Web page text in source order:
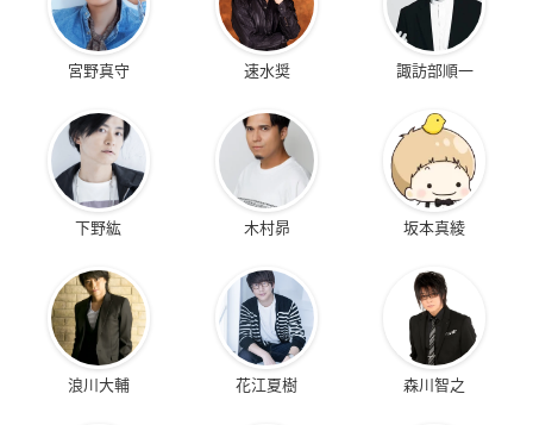
宮野真守 速水奨 諏訪部順一
下野紘 木村昴 坂本真綾
浪川大輔 花江夏樹 森川智之